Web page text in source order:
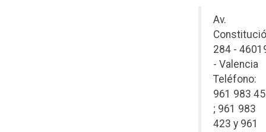
Av.
284 -
- Valencia
Teléfono:
961 983
; 961 983
423 y 961